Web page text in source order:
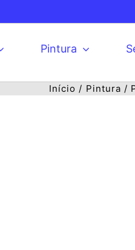
Pintura
Início Pintura